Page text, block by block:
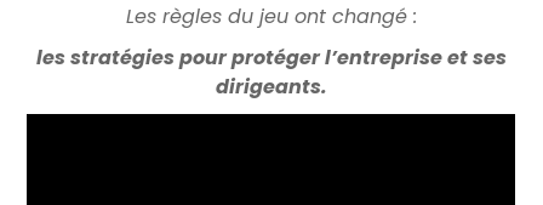
Les règles du jeu ont changé :
les stratégies pour protéger l’entreprise et ses
dirigeants.